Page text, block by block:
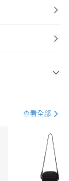
21家銀行
查看全部